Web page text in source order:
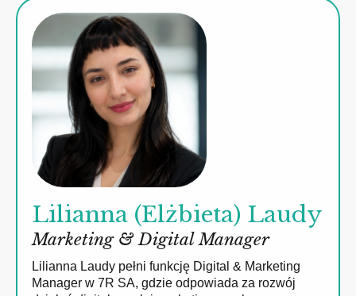
Lilianna (Elżbieta) Laudy
Marketing & Digital Manager
Lilianna Laudy pełni funkcję Digital & Marketing
Manager w 7R SA, gdzie odpowiada za rozwój